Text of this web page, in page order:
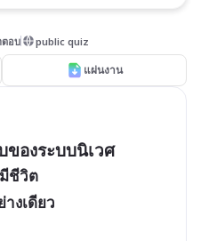
อบ public quiz
แผ่นงาน
ของระบบนิเวศ
ชีวิต
งเดียว